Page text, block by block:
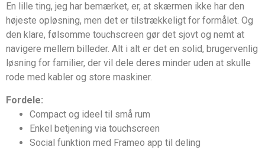
En lille ting, jeg har bemærket, er, at skærmen ikke har den
højeste opløsning, men det er tilstrækkeligt for formålet. Og
den klare, følsomme touchscreen gør det sjovt og nemt at
navigere mellem billeder. Alt i alt er det en solid, brugervenlig
løsning for familier, der vil dele deres minder uden at skulle
rode med kabler og store maskiner.
Fordele:
Compact og ideel til små rum
Enkel betjening via touchscreen
Social funktion med Frameo app til deling